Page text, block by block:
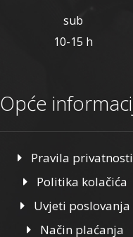
sub
10-15 h
Opće
Pravila privatnosti
Politika kolačića
Uvjeti poslovanja
Način plaćanja